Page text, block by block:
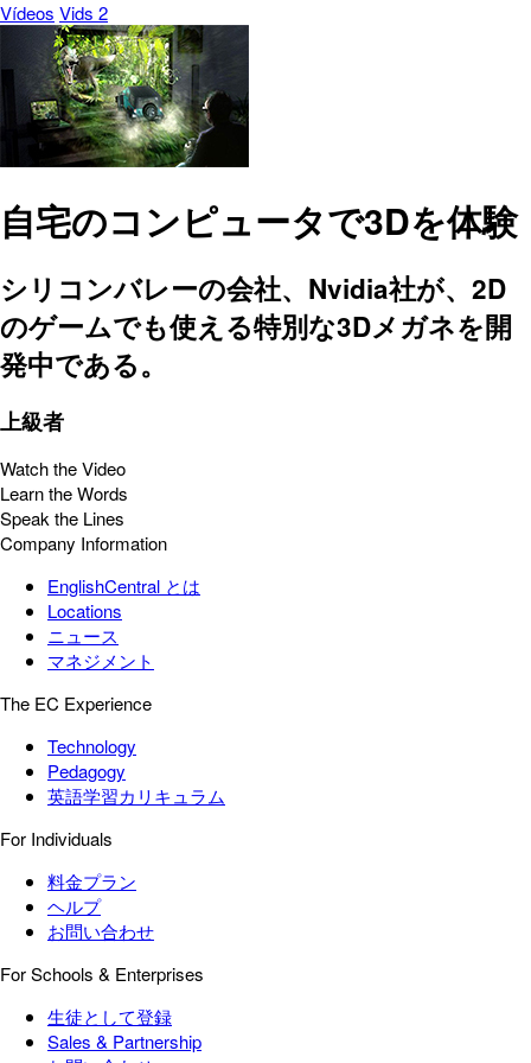
Vídeos Vids 2
自宅のコンピュータで3Dを体験
シリコンバレーの会社、Nvidia社が、2D
のゲームでも使える特別な3Dメガネを開
発中である。
上級者
Watch the Video
Learn the Words
Speak the Lines
Company Information
EnglishCentral とは
Locations
ニュース
マネジメント
The EC Experience
Technology
Pedagogy
英語学習カリキュラム
For Individuals
料金プラン
ヘルプ
お問い合わせ
For Schools & Enterprises
生徒として登録
Sales & Partnership